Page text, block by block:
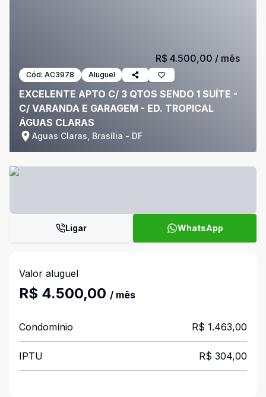
Cód: AC3978 Aluguel
EXCELENTE APTO C/ 3 QTOS SENDO 1 SUÍTE -
C/ VARANDA E GARAGEM - ED. TROPICAL
ÁGUAS CLARAS
Aguas Claras, Brasília - DF
R$ 4.500,00 / mês
Ligar WhatsApp
Valor aluguel
R$ 4.500,00 / mês
Condomínio R$ 1.463,00
IPTU R$ 304,00